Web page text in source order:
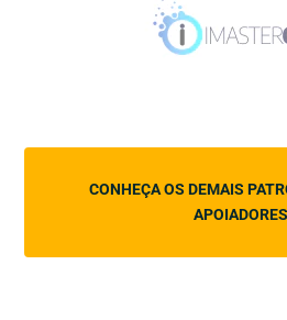
CONHEÇA OS DEMAIS
APOIADORES